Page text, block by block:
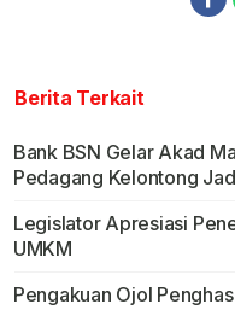
Berita Terkait
Bank BSN Gelar Akad
Pedagang Kelontong
Legislator Apresiasi
UMKM
Pengakuan Ojol